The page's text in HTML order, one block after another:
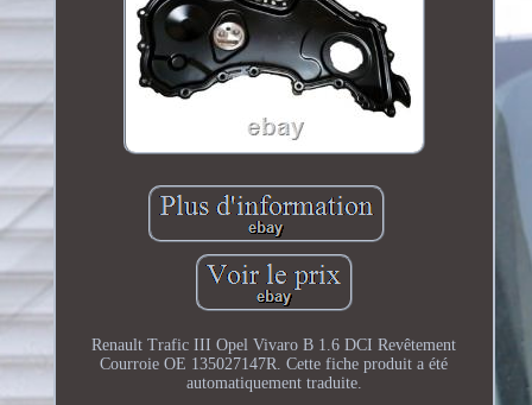
Renault Trafic III Opel Vivaro B 1.6 DCI Revêtement
Courroie OE 135027147R. Cette fiche produit a été
automatiquement traduite.